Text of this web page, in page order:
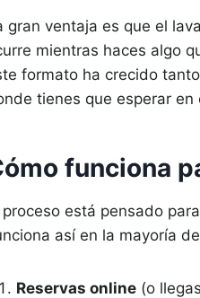
gran ventaja es que el
mientras haces algo
formato ha crecido
tienes que esperar en
funciona
proceso está pensado
así en la mayoría
Reservas online (o